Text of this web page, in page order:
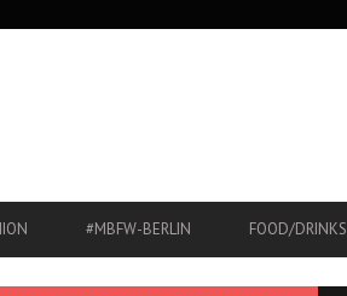
#MBFW-BERLIN FOOD/DRINKS